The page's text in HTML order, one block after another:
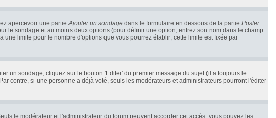
apercevoir une partieAjouter un sondage dans le formulaire en dessous de la partie Poster
le sondage et au moins deux options (pour définir une option, entrez son nom dans le champ
limite pour le nombre d'options que vous pourrez établir; cette limite est fixée par
un sondage, cliquez sur le bouton 'Editer' du premier message du sujet (il a toujours le
contre, si une personne a déjà voté, seuls les modérateurs et administrateurs pourront l'éditer
le modérateur et l'administrateur du forum peuvent accorder cet accès; vous pouvez les